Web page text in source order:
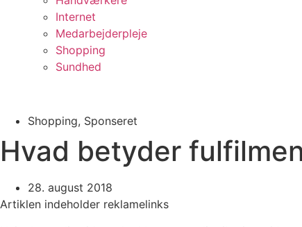
Internet
Medarbejderpleje
Shopping
Sundhed
Shopping, Sponseret
Hvad betyder
28. august 2018
Artiklen indeholder reklamelinks